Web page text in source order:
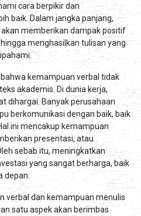
cara berpikir dan
baik. Dalam jangka panjang,
memberikan dampak positif
menghasilkan tulisan yang
kemampuan verbal tidak
akademis. Di dunia kerja,
dihargai. Banyak perusahaan
berkomunikasi dengan baik, baik
ini mencakup kemampuan
presentasi, atau
sebab itu, meningkatkan
yang sangat berharga, baik
depan.
verbal dan kemampuan menulis
satu aspek akan berimbas